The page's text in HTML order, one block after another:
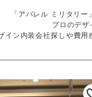
「アパレル ミリタリ
プロのデ
イン内装会社探しや費用